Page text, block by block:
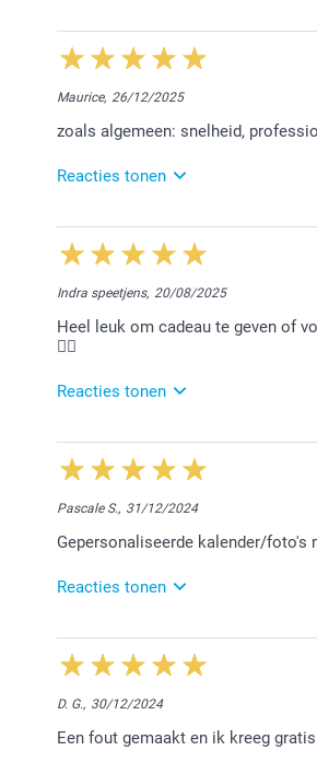
3/03/2026
14:11
Beste Peggy,
je nog heel veel kalender
Hartelijke groet!
Maurice, 26/12/2025
zoals algemeen: snelheid,
Reacties tonen
26/01/2026
15:01
Beste Maurice,
Tot een volgende keer!
Indra speetjens, 20/08/2025
Heel leuk om cadeau te geven of
👌🏻
Reacties tonen
21/08/2025
14:23
Hey Indra,
mogen zijn. Geniet van jouw
Hartelijke groeten,
Pascale S., 31/12/2024
Gepersonaliseerde kalender/foto's
Reacties tonen
31/12/2024
13:04
Hoi Pascale,
fotocreaties bij ons!
D. G., 30/12/2024
Een fout gemaakt en ik kreeg